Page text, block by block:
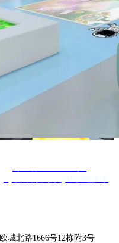
北路1666号12栋附3号